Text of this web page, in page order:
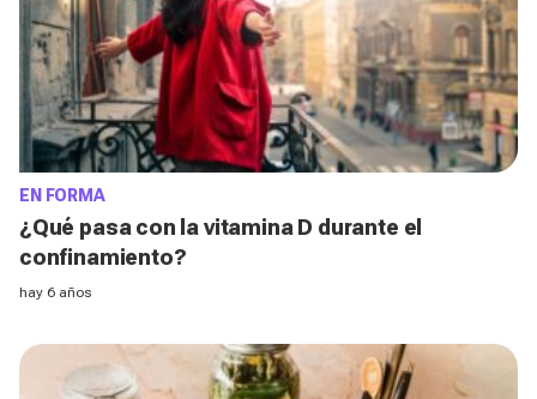
EN FORMA
¿Qué pasa con la vitamina D durante el
confinamiento?
hay 6 años